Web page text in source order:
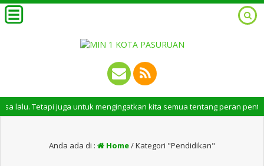
juga untuk mengingatkan kita semua tentang peran penting
Anda ada di : Home/Kategori "Pendidikan"